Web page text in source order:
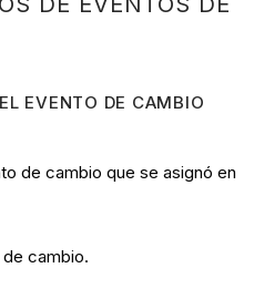
EVENTO DE CAMBIO
de cambio que se asignó en
cambio.